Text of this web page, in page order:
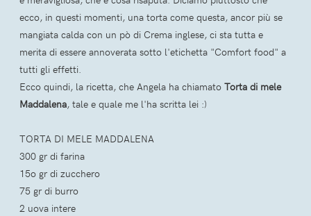
ecco, in questi momenti, una torta come questa, ancor più se
mangiata calda con un pò di Crema inglese, ci sta tutta e
merita di essere annoverata sotto l'etichetta "Comfort food" a
tutti gli effetti.
Ecco quindi, la ricetta, che Angela ha chiamato Torta di mele
Maddalena, tale e quale me l'ha scritta lei :)
TORTA DI MELE MADDALENA
300 gr di farina
15o gr di zucchero
75 gr di burro
2 uova intere